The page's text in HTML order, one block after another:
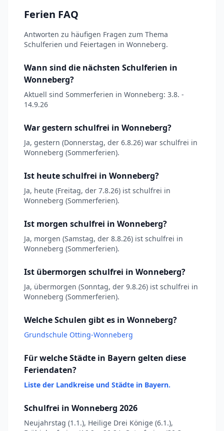
Ferien FAQ
Antworten zu häufigen Fragen zum Thema
Schulferien und Feiertagen in Wonneberg.
Wann sind die nächsten Schulferien in
Wonneberg?
Aktuell sind Sommerferien in Wonneberg: 3.8. -
14.9.26
War gestern schulfrei in Wonneberg?
Ja, gestern (Donnerstag, der 6.8.26) war schulfrei in
Wonneberg (Sommerferien).
Ist heute schulfrei in Wonneberg?
Ja, heute (Freitag, der 7.8.26) ist schulfrei in
Wonneberg (Sommerferien).
Ist morgen schulfrei in Wonneberg?
Ja, morgen (Samstag, der 8.8.26) ist schulfrei in
Wonneberg (Sommerferien).
Ist übermorgen schulfrei in Wonneberg?
Ja, übermorgen (Sonntag, der 9.8.26) ist schulfrei in
Wonneberg (Sommerferien).
Welche Schulen gibt es in Wonneberg?
Grundschule Otting-Wonneberg
Für welche Städte in Bayern gelten diese
Feriendaten?
Liste der Landkreise und Städte in Bayern.
Schulfrei in Wonneberg 2026
Neujahrstag (1.1.), Heilige Drei Könige (6.1.),